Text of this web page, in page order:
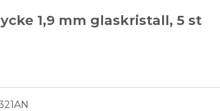
1,9 mm glaskristall, 5 st